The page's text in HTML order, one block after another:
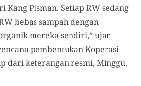
Kang Pisman. Setiap RW sedang
bebas sampah dengan
mereka sendiri,” ujar
pembentukan Koperasi
dari keterangan resmi, Minggu,